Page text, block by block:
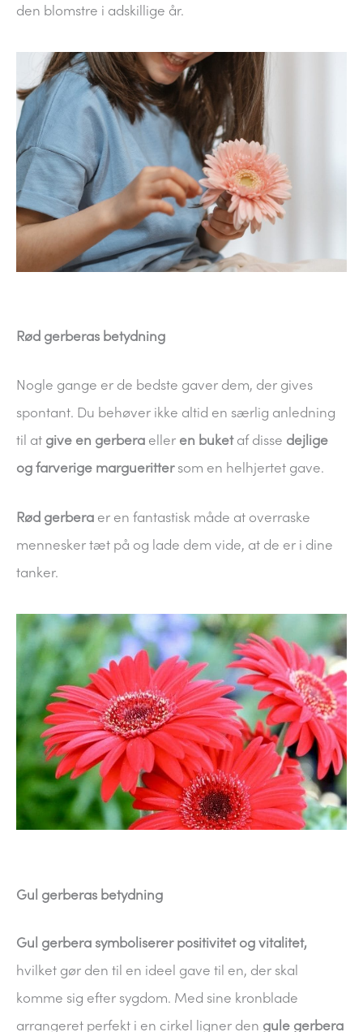
den blomstre i adskillige år.
Rød gerberas betydning
Nogle gange er de bedste gaver dem, der gives
spontant. Du behøver ikke altid en særlig anledning
til at give en gerbera eller en buketaf disse dejlige
og farverige marguerittersom en helhjertet gave.
Rød gerbera er en fantastisk måde at overraske
mennesker tæt på og lade dem vide, at de er i dine
tanker.
Gul gerberas betydning
Gul gerbera symboliserer positivitet og vitalitet,
hvilket gør den til en ideel gave til en, der skal
komme sig efter sygdom. Med sine kronblade
arrangeret perfekt i en cirkel ligner den gule gerbera